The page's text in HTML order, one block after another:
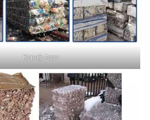
Kapağı Açıcı